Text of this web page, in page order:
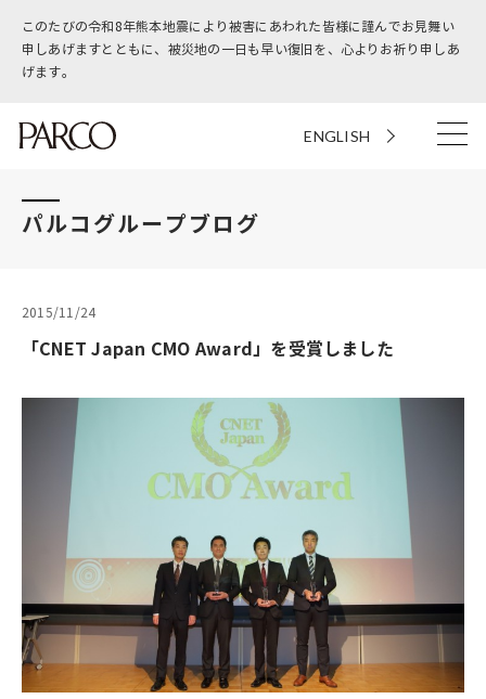
このたびの令和8年熊本地震により被害にあわれた皆様に謹んでお見舞い
申しあげますとともに、被災地の一日も早い復旧を、心よりお祈り申しあ
げます。
ENGLISH
パルコグループブログ
2015/11/24
「CNET Japan CMO Award」を受賞しました